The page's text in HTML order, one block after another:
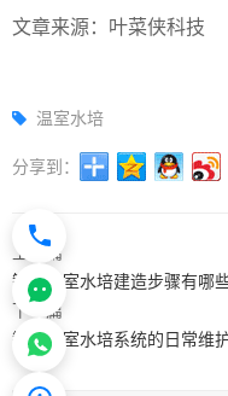
文章来源：叶菜侠科技
温室水培
分享到：
上一篇
智能温室水培建造步骤有哪
下一篇
智能温室水培系统的日常维